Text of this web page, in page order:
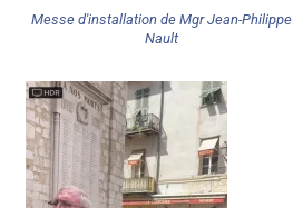
Messe d'installation de Mgr Jean-Philippe
Nault